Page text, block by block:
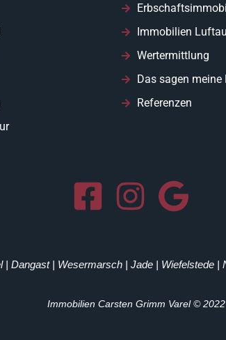
Immobilien
Wertermittlung
Das sagen meine
Referenzen
Dangast | Wesermarsch | Jade | Wiefelstede
Immobilien Carsten Grimm Varel © 2022